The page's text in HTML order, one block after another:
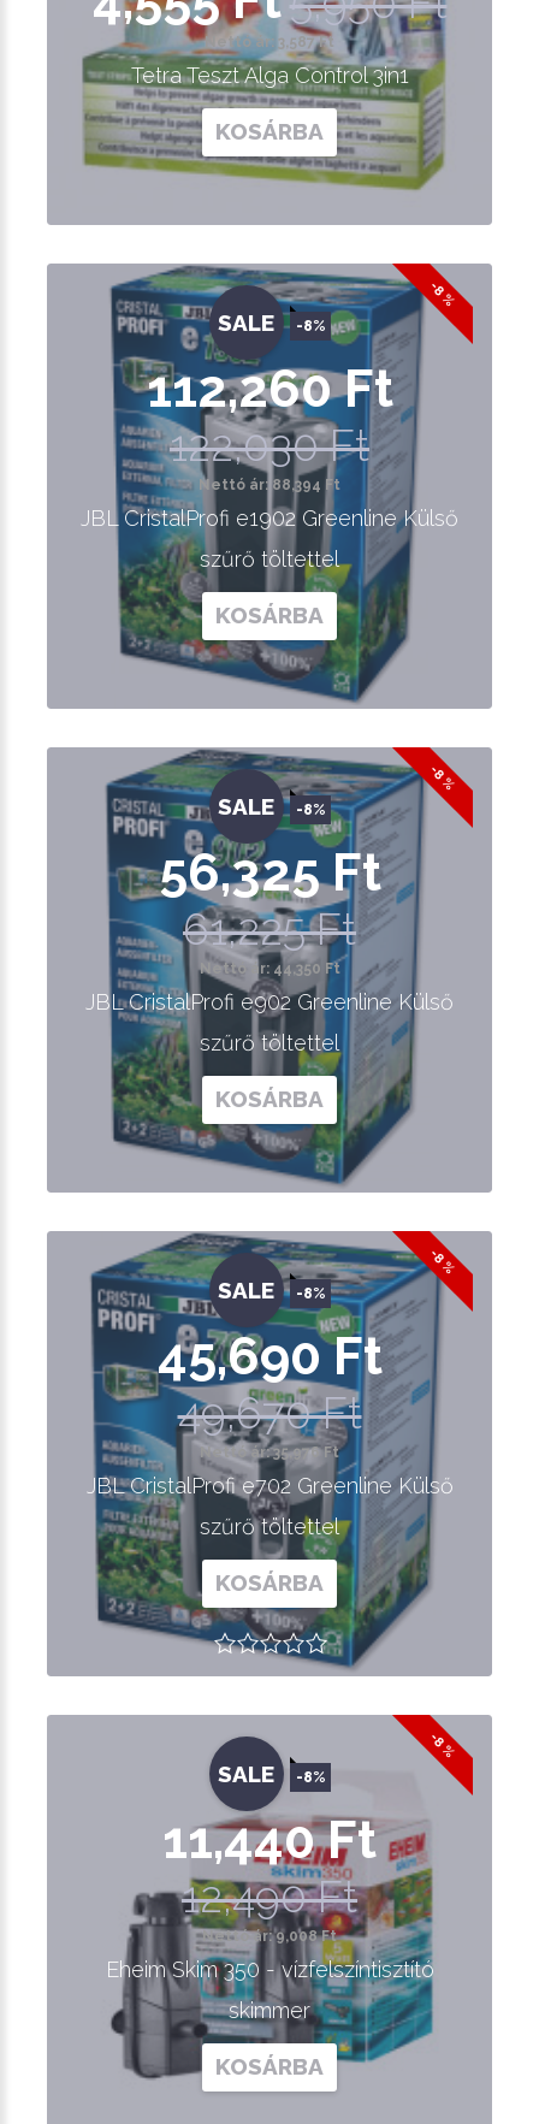
Nettó ár: 3,587 Ft
Tetra Teszt Alga Control 3in1
KOSÁRBA
-8 %
SALE -8%
112,260 Ft
122,030 Ft
Nettó ár: 88,394 Ft
JBL CristalProfi e1902 Greenline Külső
szűrő töltettel
KOSÁRBA
-8 %
SALE -8%
56,325 Ft
61,225 Ft
Nettó ár: 44,350 Ft
JBL CristalProfi e902 Greenline Külső
szűrő töltettel
KOSÁRBA
-8 %
SALE -8%
45,690 Ft
49,670 Ft
Nettó ár: 35,976 Ft
JBL CristalProfi e702 Greenline Külső
szűrő töltettel
KOSÁRBA
-8 %
SALE -8%
11,440 Ft
12,490 Ft
Nettó ár: 9,008 Ft
Eheim Skim 350 - vízfelszíntisztító
skimmer
KOSÁRBA